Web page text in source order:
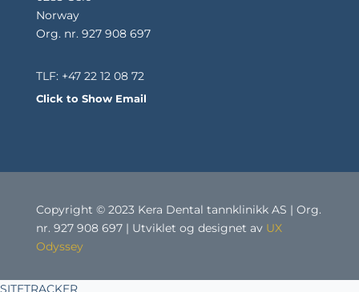
Norway
Org. nr. 927 908 697
TLF: +47 22 12 08 72
Click to Show Email
Copyright © 2023 Kera Dental tannklinikk AS | Org.
nr. 927 908 697 | Utviklet og designet av UX
Odyssey
SITETRACKER